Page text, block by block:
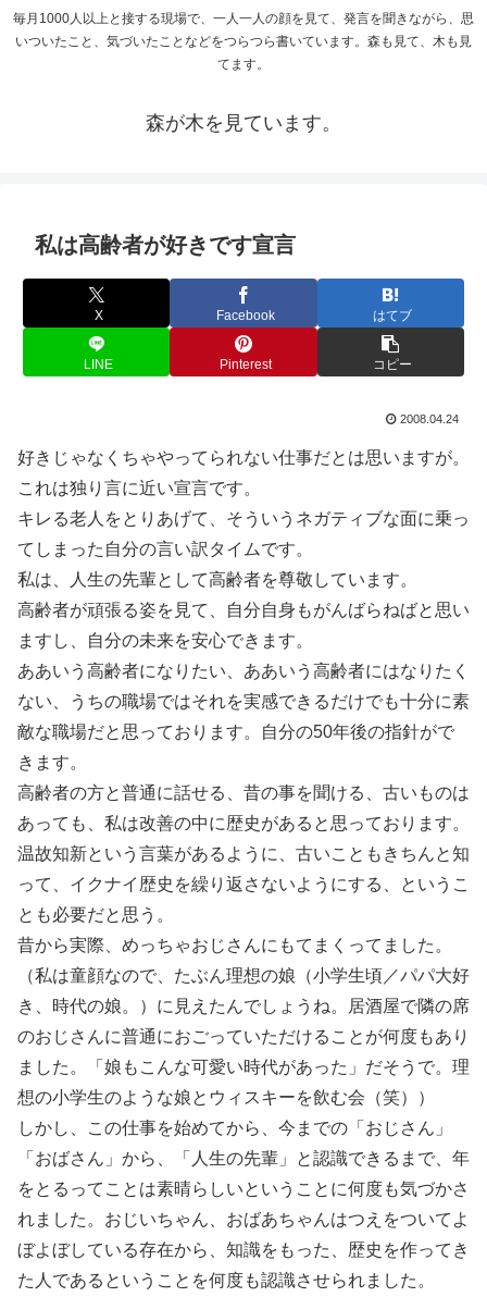
毎月1000人以上と接する現場で、一人一人の顔を見て、発言を聞きながら、思
いついたこと、気づいたことなどをつらつら書いています。森も見て、木も見
てます。
森が木を見ています。
私は高齢者が好きです宣言
X Facebook はてブ
LINE Pinterest コピー
2008.04.24
好きじゃなくちゃやってられない仕事だとは思いますが。
これは独り言に近い宣言です。
キレる老人をとりあげて、そういうネガティブな面に乗っ
てしまった自分の言い訳タイムです。
私は、人生の先輩として高齢者を尊敬しています。
高齢者が頑張る姿を見て、自分自身もがんばらねばと思い
ますし、自分の未来を安心できます。
ああいう高齢者になりたい、ああいう高齢者にはなりたく
ない、うちの職場ではそれを実感できるだけでも十分に素
敵な職場だと思っております。自分の50年後の指針がで
きます。
高齢者の方と普通に話せる、昔の事を聞ける、古いものは
あっても、私は改善の中に歴史があると思っております。
温故知新という言葉があるように、古いこともきちんと知
って、イクナイ歴史を繰り返さないようにする、というこ
とも必要だと思う。
昔から実際、めっちゃおじさんにもてまくってました。
（私は童顔なので、たぶん理想の娘（小学生頃／パパ大好
き、時代の娘。）に見えたんでしょうね。居酒屋で隣の席
のおじさんに普通におごっていただけることが何度もあり
ました。「娘もこんな可愛い時代があった」だそうで。理
想の小学生のような娘とウィスキーを飲む会（笑））
しかし、この仕事を始めてから、今までの「おじさん」
「おばさん」から、「人生の先輩」と認識できるまで、年
をとるってことは素晴らしいということに何度も気づかさ
れました。おじいちゃん、おばあちゃんはつえをついてよ
ぼよぼしている存在から、知識をもった、歴史を作ってき
た人であるということを何度も認識させられました。